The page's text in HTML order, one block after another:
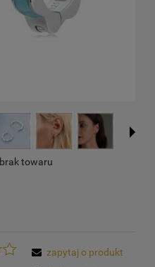
brak towaru
zapytaj o produkt